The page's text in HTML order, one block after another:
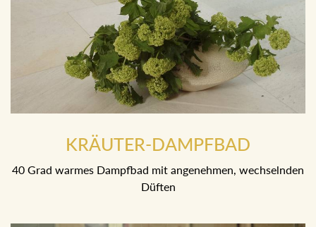
KRÄUTER-DAMPFBAD
40 Grad warmes Dampfbad mit angenehmen,